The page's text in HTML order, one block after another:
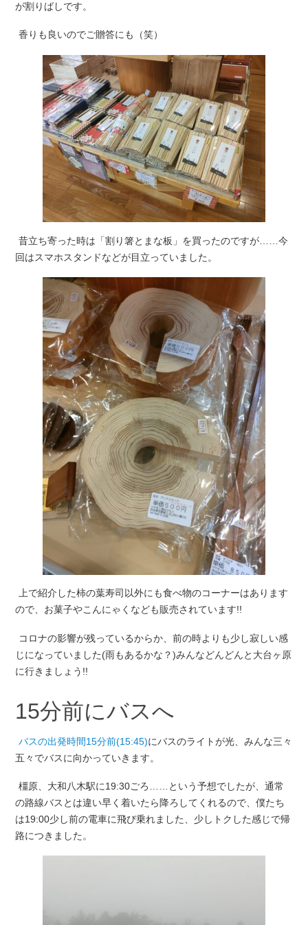
が割りばしです。
香りも良いのでご贈答にも（笑）
昔立ち寄った時は「割り箸とまな板」を買ったのですが……今
回はスマホスタンドなどが目立っていました。
上で紹介した柿の葉寿司以外にも食べ物のコーナーはあります
ので、お菓子やこんにゃくなども販売されています!!
コロナの影響が残っているからか、前の時よりも少し寂しい感
じになっていました(雨もあるかな？)みんなどんどんと大台ヶ原
に行きましょう!!
15分前にバスへ
バスの出発時間15分前(15:45)にバスのライトが光、みんな三々
五々でバスに向かっていきます。
橿原、大和八木駅に19:30ごろ……という予想でしたが、通常
の路線バスとは違い早く着いたら降ろしてくれるので、僕たち
は19:00少し前の電車に飛び乗れました、少しトクした感じで帰
路につきました。